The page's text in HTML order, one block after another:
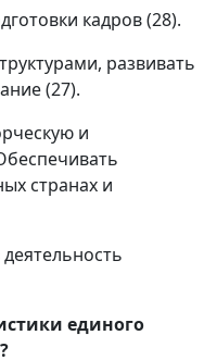
кадров (28).
развивать
(27).
и
странах и
единого